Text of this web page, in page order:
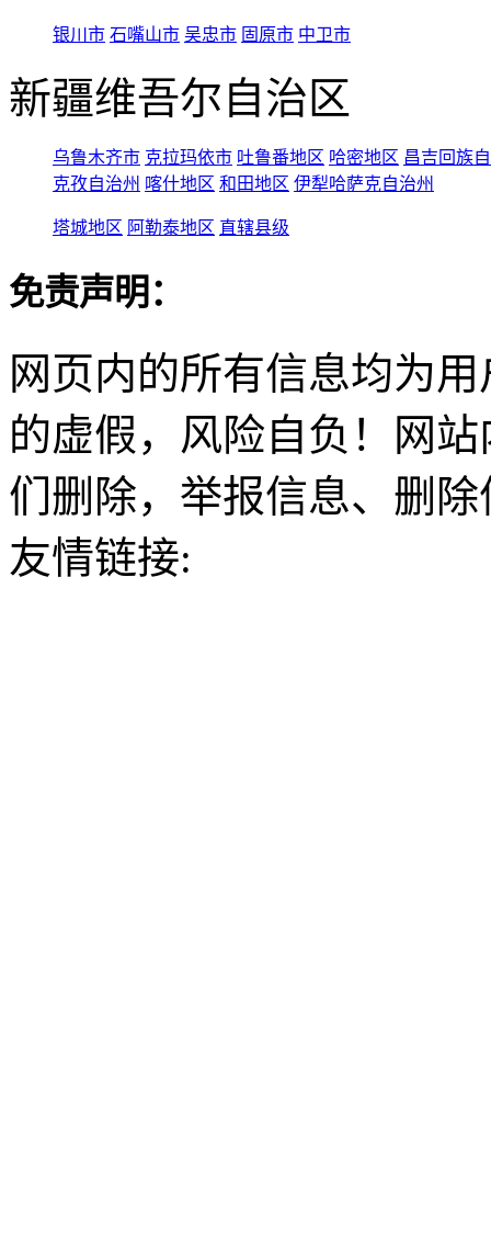
银川市 石嘴山市 吴忠市 固原市 中卫市
新疆维吾尔自治区
乌鲁木齐市 克拉玛依市 吐鲁番地区 哈密地区 昌吉回族
克孜自治州 喀什地区 和田地区 伊犁哈萨克自治州
塔城地区 阿勒泰地区 直辖县级
免责声明：
网页内的所有信息均为
的虚假，风险自负！网
们删除，举报信息、删
友情链接: